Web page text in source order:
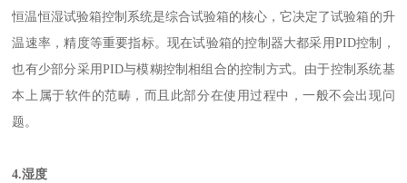
恒温恒湿试验箱控制系统是综合试验箱的核心，它决定了试验箱的升
温速率，精度等重要指标。现在试验箱的控制器大都采用PID控制，
也有少部分采用PID与模糊控制相组合的控制方式。由于控制系统基
本上属于软件的范畴，而且此部分在使用过程中，一般不会出现问
题。
4.湿度